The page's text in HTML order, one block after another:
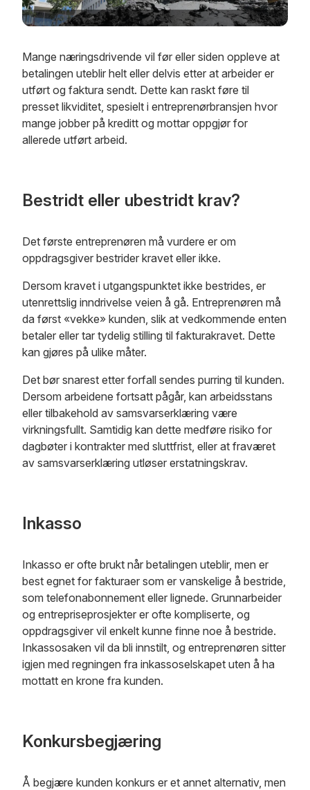
Mange næringsdrivende vil før eller siden oppleve at
betalingen uteblir helt eller delvis etter at arbeider er
utført og faktura sendt. Dette kan raskt føre til
presset likviditet, spesielt i entreprenørbransjen hvor
mange jobber på kreditt og mottar oppgjør for
allerede utført arbeid.
Bestridt eller ubestridt krav?
Det første entreprenøren må vurdere er om
oppdragsgiver bestrider kravet eller ikke.
Dersom kravet i utgangspunktet ikke bestrides, er
utenrettslig inndrivelse veien å gå. Entreprenøren må
da først «vekke» kunden, slik at vedkommende enten
betaler eller tar tydelig stilling til fakturakravet. Dette
kan gjøres på ulike måter.
Det bør snarest etter forfall sendes purring til kunden.
Dersom arbeidene fortsatt pågår, kan arbeidsstans
eller tilbakehold av samsvarserklæring være
virkningsfullt. Samtidig kan dette medføre risiko for
dagbøter i kontrakter med sluttfrist, eller at fraværet
av samsvarserklæring utløser erstatningskrav.
Inkasso
Inkasso er ofte brukt når betalingen uteblir, men er
best egnet for fakturaer som er vanskelige å bestride,
som telefonabonnement eller lignede. Grunnarbeider
og entrepriseprosjekter er ofte kompliserte, og
oppdragsgiver vil enkelt kunne finne noe å bestride.
Inkassosaken vil da bli innstilt, og entreprenøren sitter
igjen med regningen fra inkassoselskapet uten å ha
mottatt en krone fra kunden.
Konkursbegjæring
Å begjære kunden konkurs er et annet alternativ, men